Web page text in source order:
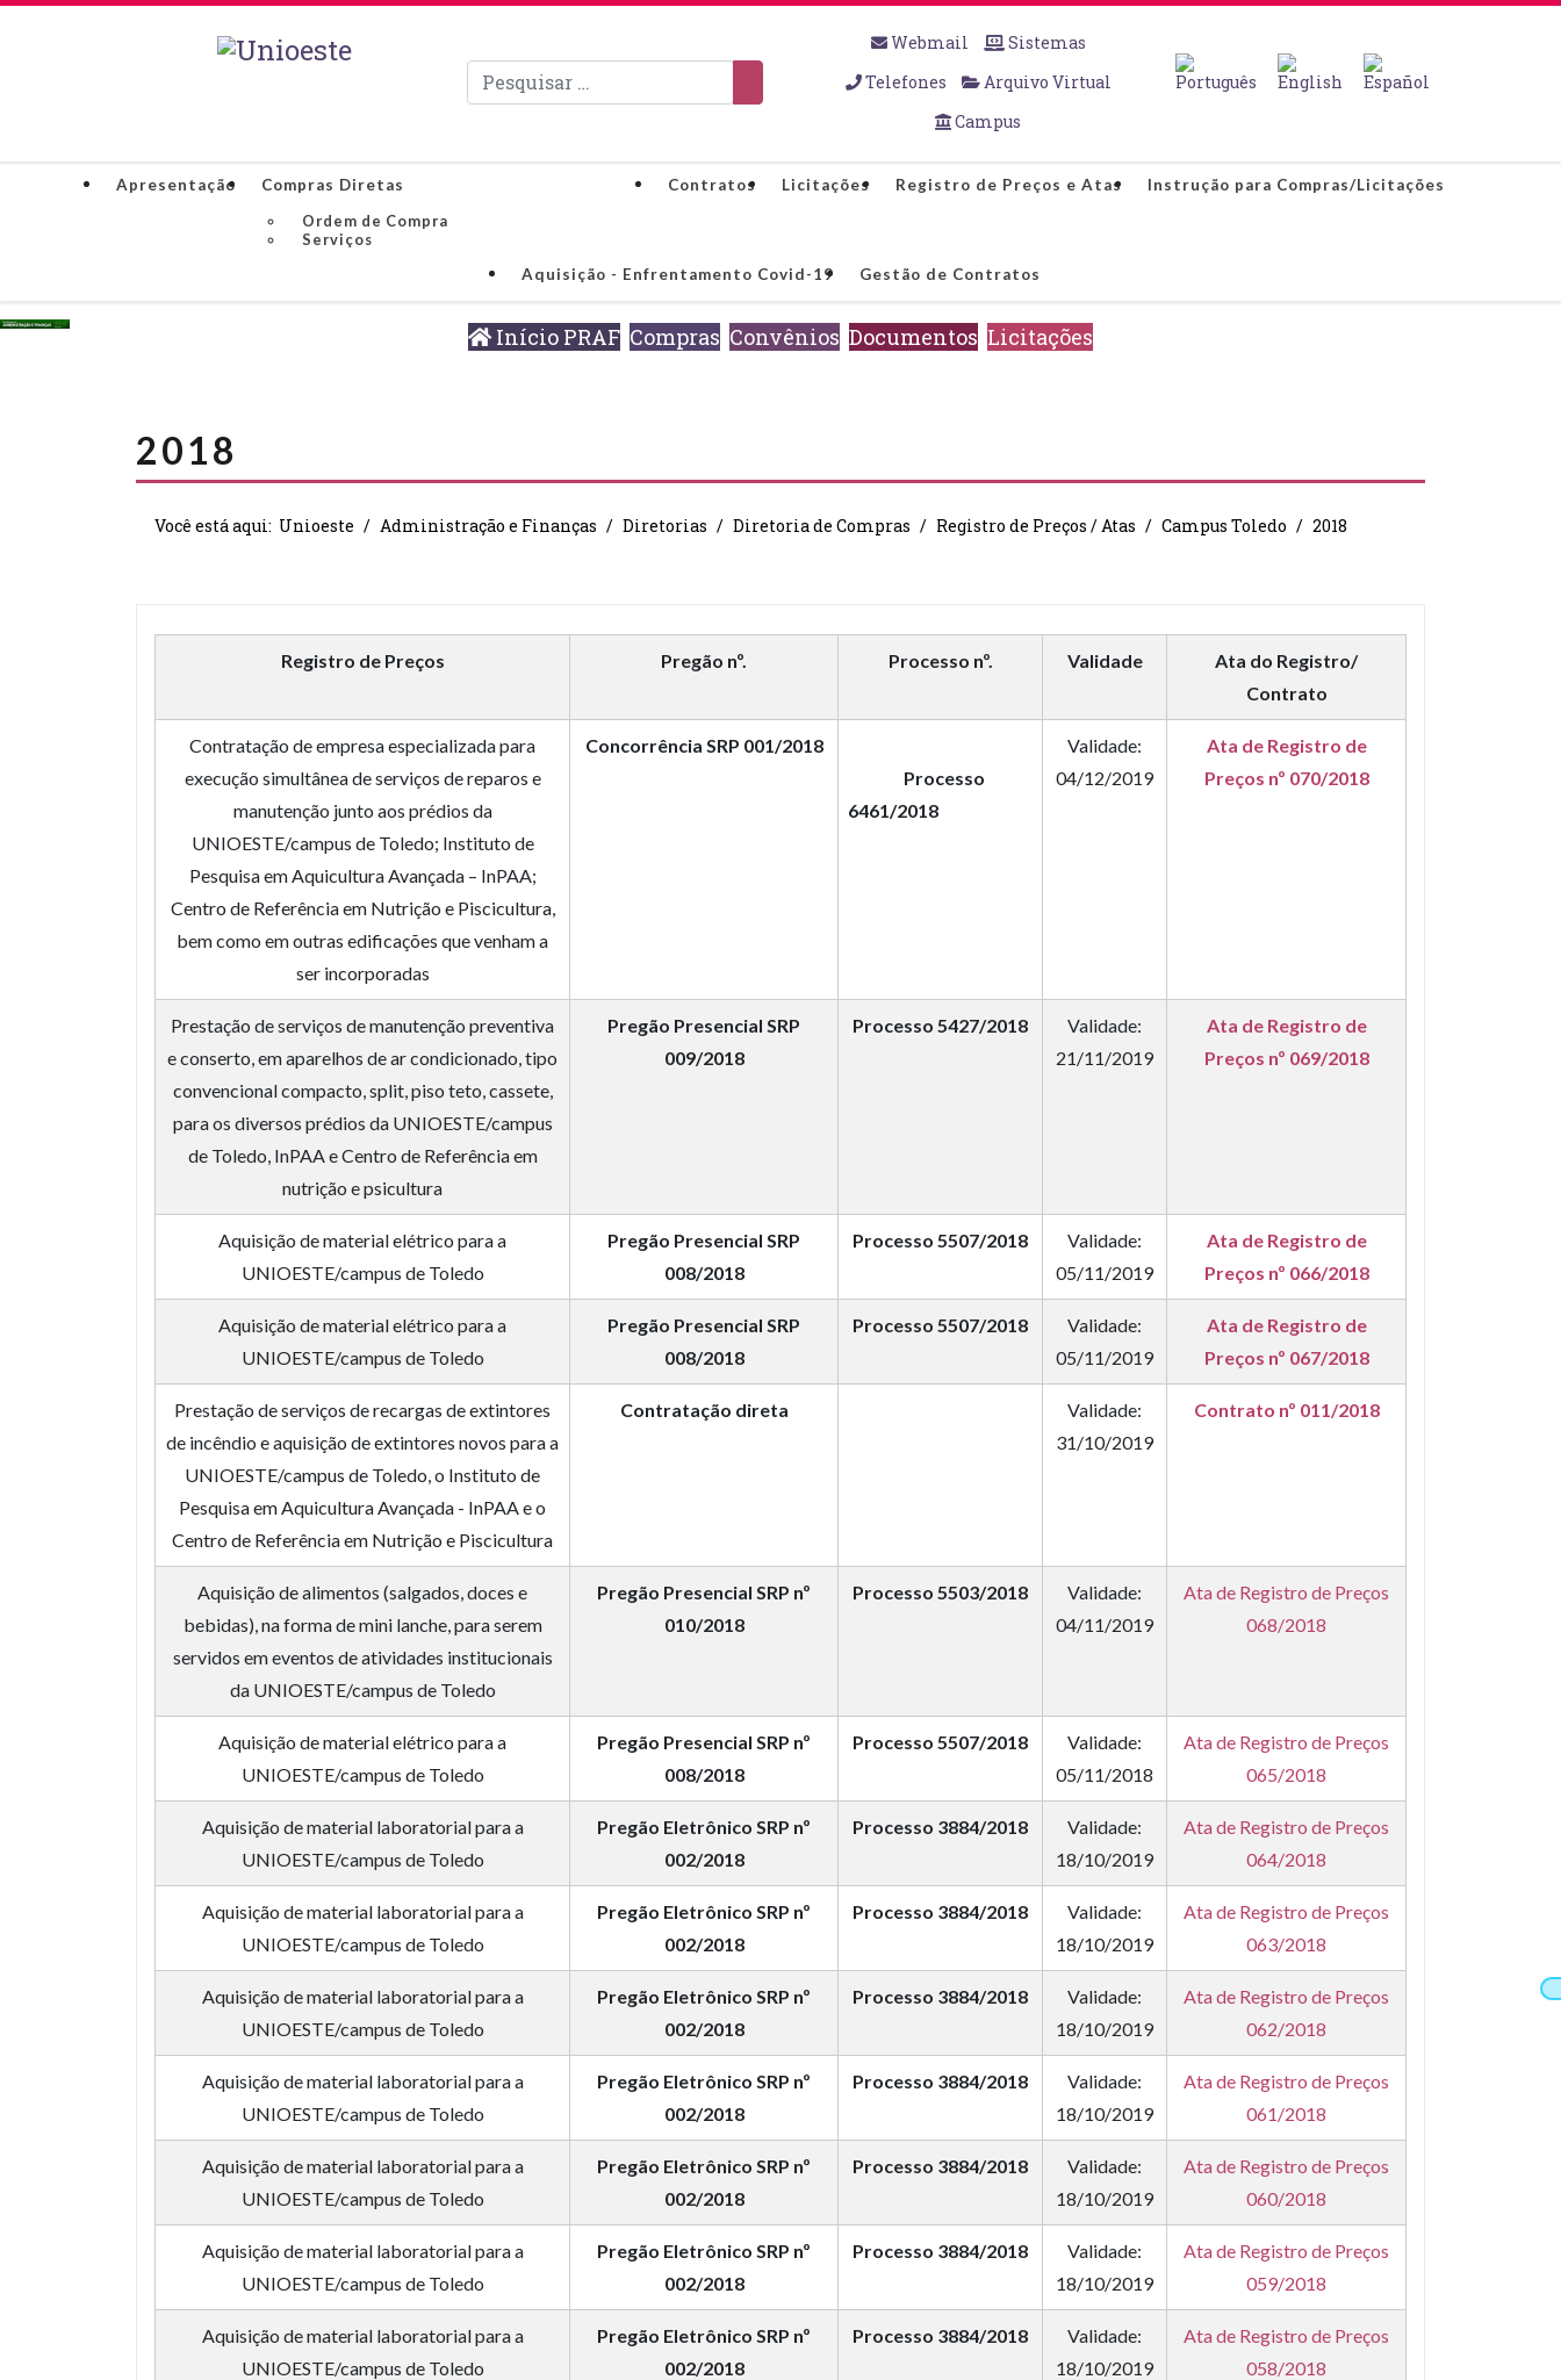
Pesquisar
Webmail
Sistemas
Telefones
Arquivo Virtual
Campus
Apresentação
Compras Diretas
Ordem de Compra
Serviços
Contratos Licitações Registro de Preços e Atas Instrução para Compras/Licitações
Aquisição - Enfrentamento Covid-19 Gestão de Contratos
Início PRAF Compras Convênios Documentos Licitações
2018
Você está aqui: Unioeste Administração e Finanças Diretorias Diretoria de Compras Registro de Preços / Atas Campus Toledo 2018
Registro de Preços Pregão nº. Processo nº. Validade
Ata do Registro/
Contrato
Contratação de empresa especializada para
execução simultânea de serviços de reparos e
manutenção junto aos prédios da
UNIOESTE/campus de Toledo; Instituto de
Pesquisa em Aquicultura Avançada – InPAA;
Centro de Referência em Nutrição e Piscicultura,
bem como em outras edificações que venham a
ser incorporadas
Concorrência SRP 001/2018
Processo
6461/2018
Validade:
04/12/2019
Ata de Registro de
Preços nº 070/2018
Prestação de serviços de manutenção preventiva
e conserto, em aparelhos de ar condicionado, tipo
convencional compacto, split, piso teto, cassete,
para os diversos prédios da UNIOESTE/campus
de Toledo, InPAA e Centro de Referência em
nutrição e psicultura
Pregão Presencial SRP
009/2018
Processo 5427/2018
Validade:
21/11/2019
Ata de Registro de
Preços nº 069/2018
Aquisição de material elétrico para a
UNIOESTE/campus de Toledo
Pregão Presencial SRP
008/2018
Processo 5507/2018
Validade:
05/11/2019
Ata de Registro de
Preços nº 066/2018
Aquisição de material elétrico para a
UNIOESTE/campus de Toledo
Pregão Presencial SRP
008/2018
Processo 5507/2018
Validade:
05/11/2019
Ata de Registro de
Preços nº 067/2018
Prestação de serviços de recargas de extintores
de incêndio e aquisição de extintores novos para a
UNIOESTE/campus de Toledo, o Instituto de
Pesquisa em Aquicultura Avançada - InPAA e o
Centro de Referência em Nutrição e Piscicultura
Contratação direta
Validade:
31/10/2019
Contrato nº 011/2018
Aquisição de alimentos (salgados, doces e
bebidas), na forma de mini lanche, para serem
servidos em eventos de atividades institucionais
da UNIOESTE/campus de Toledo
Pregão Presencial SRP nº
010/2018
Processo 5503/2018
Validade:
04/11/2019
Ata de Registro de Preços
068/2018
Aquisição de material elétrico para a
UNIOESTE/campus de Toledo
Pregão Presencial SRP nº
008/2018
Processo 5507/2018
Validade:
05/11/2018
Ata de Registro de Preços
065/2018
Aquisição de material laboratorial para a
UNIOESTE/campus de Toledo
Pregão Eletrônico SRP nº
002/2018
Processo 3884/2018
Validade:
18/10/2019
Ata de Registro de Preços
064/2018
Aquisição de material laboratorial para a
UNIOESTE/campus de Toledo
Pregão Eletrônico SRP nº
002/2018
Processo 3884/2018
Validade:
18/10/2019
Ata de Registro de Preços
063/2018
Aquisição de material laboratorial para a
UNIOESTE/campus de Toledo
Pregão Eletrônico SRP nº
002/2018
Processo 3884/2018
Validade:
18/10/2019
Ata de Registro de Preços
062/2018
Aquisição de material laboratorial para a
UNIOESTE/campus de Toledo
Pregão Eletrônico SRP nº
002/2018
Processo 3884/2018
Validade:
18/10/2019
Ata de Registro de Preços
061/2018
Aquisição de material laboratorial para a
UNIOESTE/campus de Toledo
Pregão Eletrônico SRP nº
002/2018
Processo 3884/2018
Validade:
18/10/2019
Ata de Registro de Preços
060/2018
Aquisição de material laboratorial para a
UNIOESTE/campus de Toledo
Pregão Eletrônico SRP nº
002/2018
Processo 3884/2018
Validade:
18/10/2019
Ata de Registro de Preços
059/2018
Aquisição de material laboratorial para a
UNIOESTE/campus de Toledo
Pregão Eletrônico SRP nº
002/2018
Processo 3884/2018
Validade:
18/10/2019
Ata de Registro de Preços
058/2018